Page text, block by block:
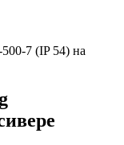
7 (IP 54) на